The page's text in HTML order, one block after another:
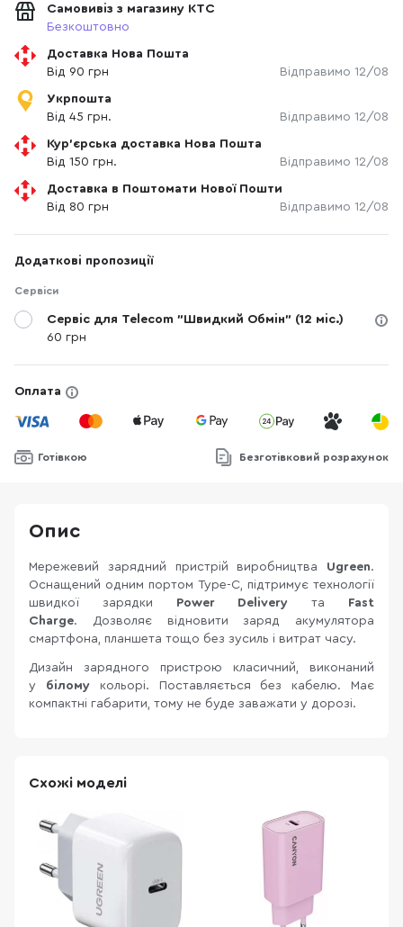
Самовивіз з магазину КТС
Безкоштовно
Доставка Нова Пошта
Від 90 грн
Відправимо 12/08
Укрпошта
Від 45 грн.
Відправимо 12/08
Кур'єрська доставка Нова Пошта
Від 150 грн.
Відправимо 12/08
Доставка в Поштомати Нової Пошти
Від 80 грн
Відправимо 12/08
Додаткові пропозиції
Сервіси
Сервіс для Telecom "Швидкий Обмін" (12 міс.)
60 грн
Оплата
Готівкою Безготівковий розрахунок
Опис
Мережевий зарядний пристрій виробництва Ugreen.
Оснащений одним портом Type-C, підтримує технології
швидкої зарядки Power Deliveryта Fast
Charge. Дозволяє відновити заряд акумулятора
смартфона, планшета тощо без зусиль і витрат часу.
Дизайн зарядного пристрою класичний, виконаний
у білому кольорі. Поставляється без кабелю. Має
компактні габарити, тому не буде заважати у дорозі.
Схожі моделі